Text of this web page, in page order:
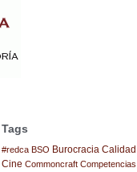
Tags
#redca BSO Burocracia Calidad
Cine Commoncraft Competencias